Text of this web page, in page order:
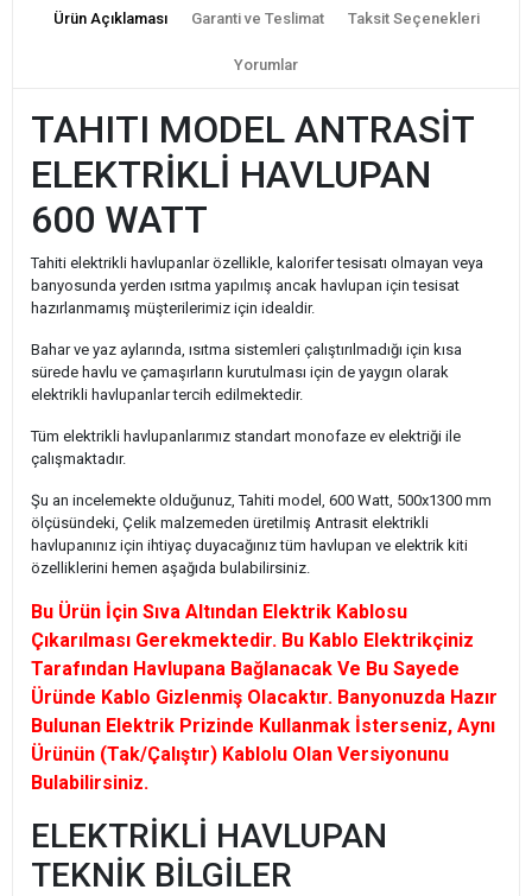
Ürün Açıklaması Garanti ve Teslimat Taksit Seçenekleri
Yorumlar
TAHITI MODEL ANTRASİT
ELEKTRİKLİ HAVLUPAN
600 WATT
Tahiti elektrikli havlupanlar özellikle, kalorifer tesisatı olmayan veya
banyosunda yerden ısıtma yapılmış ancak havlupan için tesisat
hazırlanmamış müşterilerimiz için idealdir.
Bahar ve yaz aylarında, ısıtma sistemleri çalıştırılmadığı için kısa
sürede havlu ve çamaşırların kurutulması için de yaygın olarak
elektrikli havlupanlar tercih edilmektedir.
Tüm elektrikli havlupanlarımız standart monofaze ev elektriği ile
çalışmaktadır.
Şu an incelemekte olduğunuz, Tahiti model, 600 Watt, 500x1300 mm
ölçüsündeki, Çelik malzemeden üretilmiş Antrasit elektrikli
havlupanınız için ihtiyaç duyacağınız tüm havlupan ve elektrik kiti
özelliklerini hemen aşağıda bulabilirsiniz.
Bu Ürün İçin Sıva Altından Elektrik Kablosu
Çıkarılması Gerekmektedir. Bu Kablo Elektrikçiniz
Tarafından Havlupana Bağlanacak Ve Bu Sayede
Üründe Kablo Gizlenmiş Olacaktır. Banyonuzda Hazır
Bulunan Elektrik Prizinde Kullanmak İsterseniz, Aynı
Ürünün (Tak/Çalıştır) Kablolu Olan Versiyonunu
Bulabilirsiniz.
ELEKTRİKLİ HAVLUPAN
TEKNİK BİLGİLER